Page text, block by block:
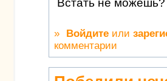
Встать не
» Войдите или
комментарии